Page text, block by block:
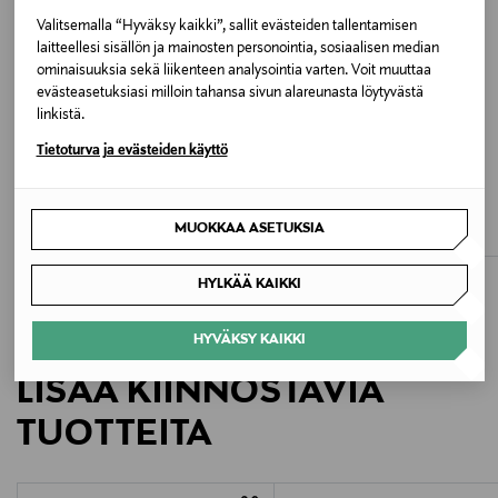
Valitsemalla “Hyväksy kaikki”, sallit evästeiden tallentamisen
laitteellesi sisällön ja mainosten personointia, sosiaalisen median
ominaisuuksia sekä liikenteen analysointia varten. Voit muuttaa
evästeasetuksiasi milloin tahansa sivun alareunasta löytyvästä
linkistä.
Tietoturva ja evästeiden käyttö
MUOKKAA ASETUKSIA
HYLKÄÄ KAIKKI
HYVÄKSY KAIKKI
Konepesu
Väri
Turkki
Valmistajan tuotenumero
NA -01-29288-
Bea-yömekko
Hedda-yöpaita
Discounted Price
13,90 €
LISÄÄ KIINNOSTAVIA
TUOTTEITA